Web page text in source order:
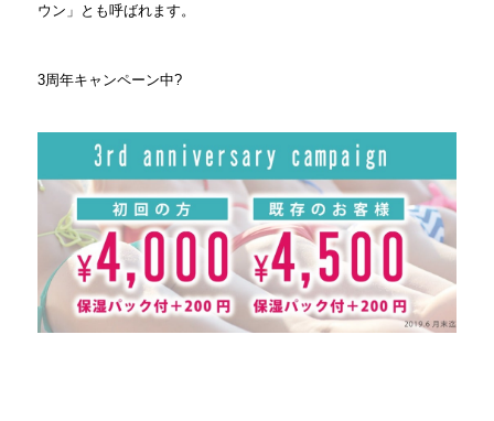
ウン」とも呼ばれます。
3周年キャンペーン中?